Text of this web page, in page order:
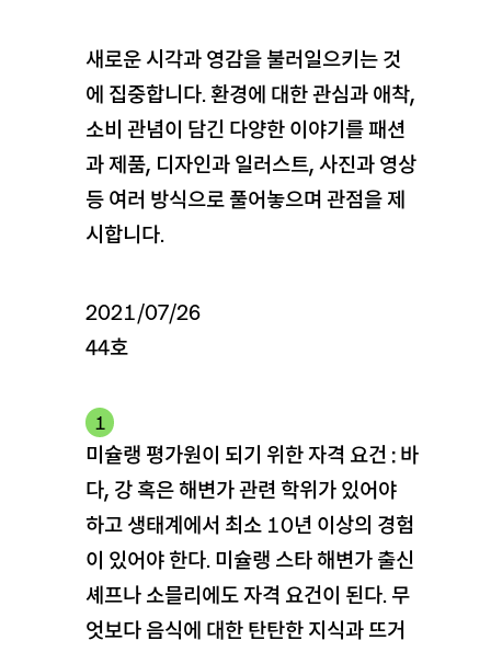
새로운 시각과 영감을 불러일으키는 것
에 집중합니다. 환경에 대한 관심과 애착,
소비 관념이 담긴 다양한 이야기를 패션
과 제품, 디자인과 일러스트, 사진과 영상
등 여러 방식으로 풀어놓으며 관점을 제
시합니다.
2021/07/26
44호
1
미슐랭 평가원이 되기 위한 자격 요건 : 바
다, 강 혹은 해변가 관련 학위가 있어야
하고 생태계에서 최소 10년 이상의 경험
이 있어야 한다. 미슐랭 스타 해변가 출신
셰프나 소믈리에도 자격 요건이 된다. 무
엇보다 음식에 대한 탄탄한 지식과 뜨거